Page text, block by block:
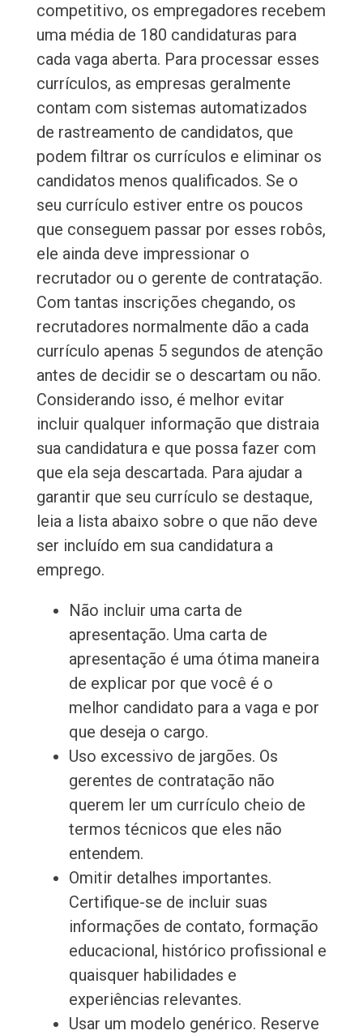
competitivo, os empregadores recebem
uma média de 180 candidaturas para
cada vaga aberta. Para processar esses
currículos, as empresas geralmente
contam com sistemas automatizados
de rastreamento de candidatos, que
podem filtrar os currículos e eliminar os
candidatos menos qualificados. Se o
seu currículo estiver entre os poucos
que conseguem passar por esses robôs,
ele ainda deve impressionar o
recrutador ou o gerente de contratação.
Com tantas inscrições chegando, os
recrutadores normalmente dão a cada
currículo apenas 5 segundos de atenção
antes de decidir se o descartam ou não.
Considerando isso, é melhor evitar
incluir qualquer informação que distraia
sua candidatura e que possa fazer com
que ela seja descartada. Para ajudar a
garantir que seu currículo se destaque,
leia a lista abaixo sobre o que não deve
ser incluído em sua candidatura a
emprego.
Não incluir uma carta de
apresentação. Uma carta de
apresentação é uma ótima maneira
de explicar por que você é o
melhor candidato para a vaga e por
que deseja o cargo.
Uso excessivo de jargões. Os
gerentes de contratação não
querem ler um currículo cheio de
termos técnicos que eles não
entendem.
Omitir detalhes importantes.
Certifique-se de incluir suas
informações de contato, formação
educacional, histórico profissional e
quaisquer habilidades e
experiências relevantes.
Usar um modelo genérico. Reserve